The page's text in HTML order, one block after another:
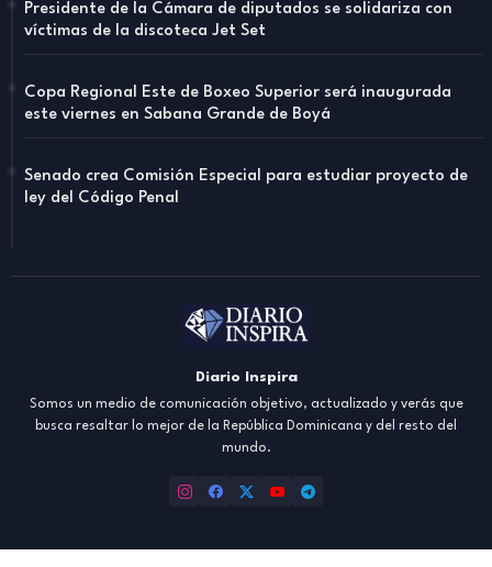
Presidente de la Cámara de diputados se solidariza con
víctimas de la discoteca Jet Set
Copa Regional Este de Boxeo Superior será inaugurada
este viernes en Sabana Grande de Boyá
Senado crea Comisión Especial para estudiar proyecto de
ley del Código Penal
Diario Inspira
Somos un medio de comunicación objetivo, actualizado y verás que
busca resaltar lo mejor de la República Dominicana y del resto del
mundo.